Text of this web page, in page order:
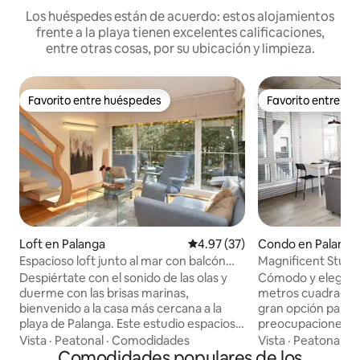
Los huéspedes están de acuerdo: estos alojamientos
frente a la playa tienen excelentes calificaciones,
entre otras cosas, por su ubicación y limpieza.
Favorito entre huéspedes
Favorito entre huéspedes
Loft en Palanga Calificación promedio: 4.97 de
4.97 (37)
Espacioso loft junto al mar con balcón
orientado a la playa
Despiértate con el sonido de las olas y
duerme con las brisas marinas,
bienvenido a la casa más cercana a la
playa de Palanga. Este estudio espacioso
y luminoso ofrece una combinación
única: acceso directo a las dunas, balcón
Vista · Peatonal · Comodidades
Favorito entre
Favorito entre
Condo en Palanga
Magnificent
Dunes
Cómodo y
metros
gran opción para
preocupaciones!
mañana en el
el marisco,
Vista · Peatonal